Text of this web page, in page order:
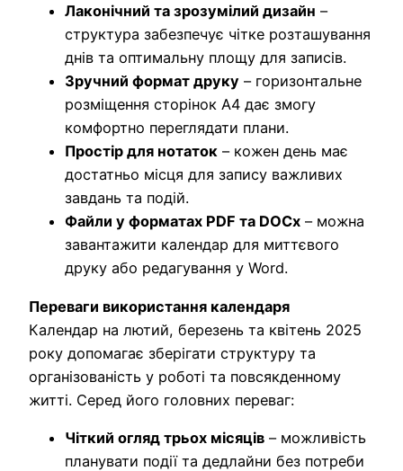
Лаконічний та зрозумілий дизайн –
структура забезпечує чітке розташування
днів та оптимальну площу для записів.
Зручний формат друку – горизонтальне
розміщення сторінок A4 дає змогу
комфортно переглядати плани.
Простір для нотаток – кожен день має
достатньо місця для запису важливих
завдань та подій.
Файли у форматах PDF та DOCx – можна
завантажити календар для миттєвого
друку або редагування у Word.
Переваги використання календаря
Календар на лютий, березень та квітень 2025
року допомагає зберігати структуру та
організованість у роботі та повсякденному
житті. Серед його головних переваг:
Чіткий огляд трьох місяців – можливість
планувати події та дедлайни без потреби